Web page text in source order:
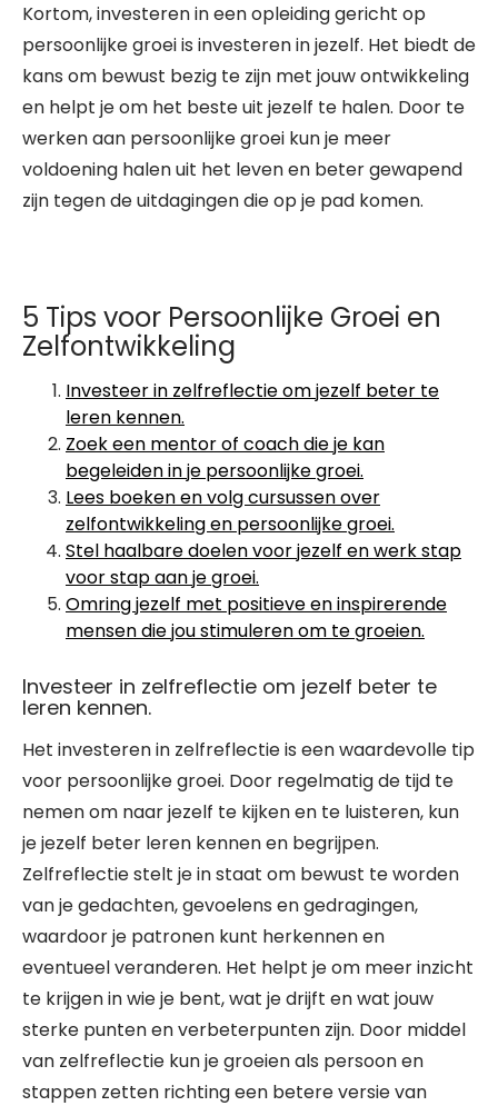
Kortom, investeren in een opleiding gericht op
persoonlijke groei is investeren in jezelf. Het biedt de
kans om bewust bezig te zijn met jouw ontwikkeling
en helpt je om het beste uit jezelf te halen. Door te
werken aan persoonlijke groei kun je meer
voldoening halen uit het leven en beter gewapend
zijn tegen de uitdagingen die op je pad komen.
5 Tips voor Persoonlijke Groei en
Zelfontwikkeling
Investeer in zelfreflectie om jezelf beter te
leren kennen.
Zoek een mentor of coach die je kan
begeleiden in je persoonlijke groei.
Lees boeken en volg cursussen over
zelfontwikkeling en persoonlijke groei.
Stel haalbare doelen voor jezelf en werk stap
voor stap aan je groei.
Omring jezelf met positieve en inspirerende
mensen die jou stimuleren om te groeien.
Investeer in zelfreflectie om jezelf beter te
leren kennen.
Het investeren in zelfreflectie is een waardevolle tip
voor persoonlijke groei. Door regelmatig de tijd te
nemen om naar jezelf te kijken en te luisteren, kun
je jezelf beter leren kennen en begrijpen.
Zelfreflectie stelt je in staat om bewust te worden
van je gedachten, gevoelens en gedragingen,
waardoor je patronen kunt herkennen en
eventueel veranderen. Het helpt je om meer inzicht
te krijgen in wie je bent, wat je drijft en wat jouw
sterke punten en verbeterpunten zijn. Door middel
van zelfreflectie kun je groeien als persoon en
stappen zetten richting een betere versie van